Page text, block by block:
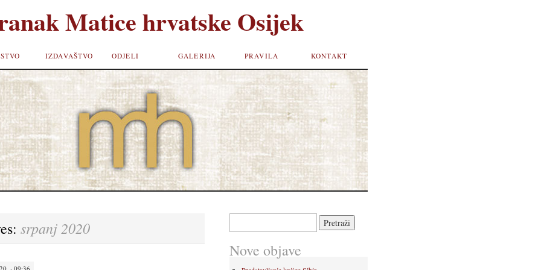
Matice hrvatske Osijek
IZDAVAŠTVO ODJELI GALERIJA PRAVILA KONTAKT
srpanj 2020
Nove objave